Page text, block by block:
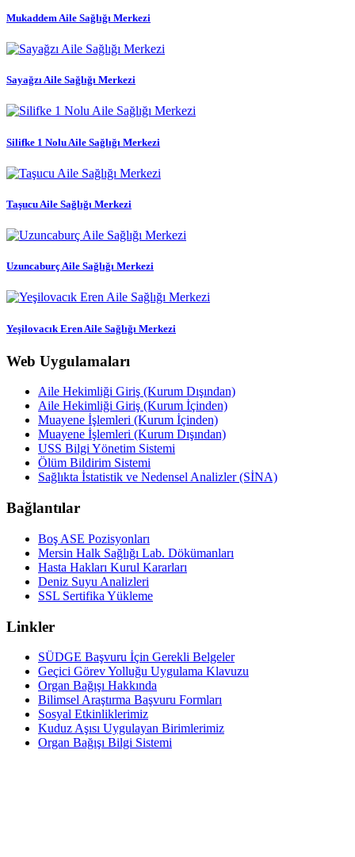
Mukaddem Aile Sağlığı Merkezi
Sayağzı Aile Sağlığı Merkezi
Silifke 1 Nolu Aile Sağlığı Merkezi
Taşucu Aile Sağlığı Merkezi
Uzuncaburç Aile Sağlığı Merkezi
Yeşilovacık Eren Aile Sağlığı Merkezi
Web Uygulamaları
Aile Hekimliği Giriş (Kurum Dışından)
Aile Hekimliği Giriş (Kurum İçinden)
Muayene İşlemleri (Kurum İçinden)
Muayene İşlemleri (Kurum Dışından)
USS Bilgi Yönetim Sistemi
Ölüm Bildirim Sistemi
Sağlıkta İstatistik ve Nedensel Analizler (SİNA)
Bağlantılar
Boş ASE Pozisyonları
Mersin Halk Sağlığı Lab. Dökümanları
Hasta Hakları Kurul Kararları
Deniz Suyu Analizleri
SSL Sertifika Yükleme
Linkler
SÜDGE Başvuru İçin Gerekli Belgeler
Geçici Görev Yolluğu Uygulama Klavuzu
Organ Bağışı Hakkında
Bilimsel Araştırma Başvuru Formları
Sosyal Etkinliklerimiz
Kuduz Aşısı Uygulayan Birimlerimiz
Organ Bağışı Bilgi Sistemi